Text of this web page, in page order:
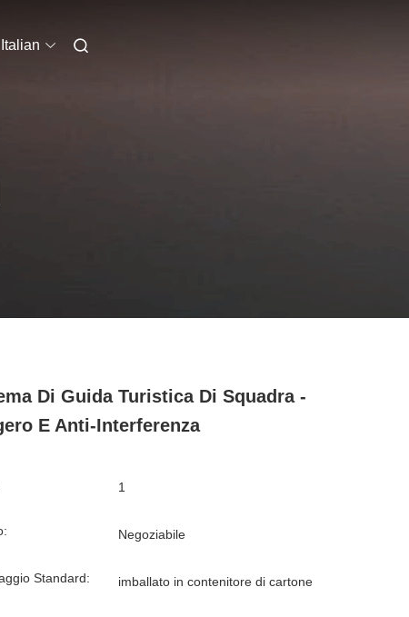
Italian
Di Guida Turistica Di Squadra -
E Anti-Interferenza
1
Negoziabile
Standard: imballato in contenitore di cartone